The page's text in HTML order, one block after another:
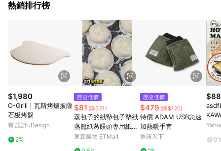
熱銷排行榜
$1,980
O-Grill｜瓦斯烤爐披薩
石板烤盤
有.設計uDesign
2%
歷史低價
$81 (降$21)
蒸包子的紙墊包子墊紙
蒸籠紙蒸饅頭專用紙一
次性油紙食品蒸紙油紙
東森購物 ETMall
歷史低價
$479 (降$120)
特價 ADAM USB急速
加熱暖手套
逐露天下
三明
商品